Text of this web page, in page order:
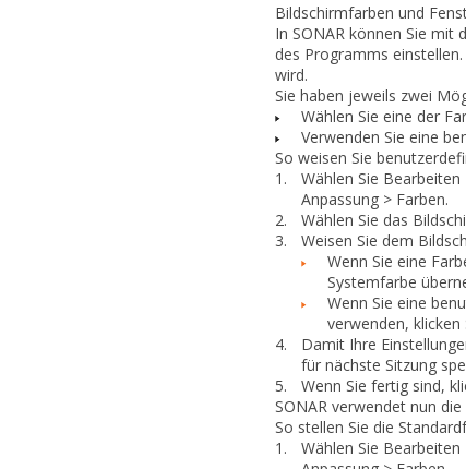
Bildschirmfarben und
In SONAR können Sie mit
des Programms
wird.
Sie haben jeweils zwei
Wählen Sie eine der
Verwenden Sie eine
So weisen Sie
1.
Wählen Sie Bearbeiten
Anpassung > Farben.
2.
Wählen Sie das
3.
Weisen Sie dem
Wenn Sie eine
Systemfarbe
Wenn Sie eine
verwenden, klicken
4.
Damit Ihre
für nächste Sitzung
5.
Wenn Sie fertig sind,
SONAR verwendet nun
So stellen Sie die
1.
Wählen Sie Bearbeiten